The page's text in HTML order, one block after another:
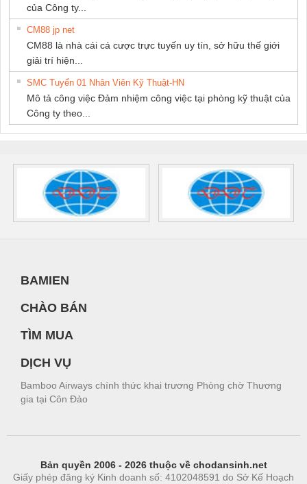
của Công ty...
CM88 jp net
CM88 là nhà cái cá cược trực tuyến uy tín, sở hữu thế giới
giải trí hiện...
SMC Tuyển 01 Nhân Viên Kỹ Thuật-HN
Mô tả công việc Đảm nhiệm công việc tại phòng kỹ thuật của
Công ty theo...
BAMIEN
CHÀO BÁN
TÌM MUA
DỊCH VỤ
Bamboo Airways chính thức khai trương Phòng chờ Thương
gia tại Côn Đảo
Bản quyền 2006 - 2026 thuộc về chodansinh.net
Giấy phép đăng ký Kinh doanh số: 4102048591 do Sở Kế Hoạch